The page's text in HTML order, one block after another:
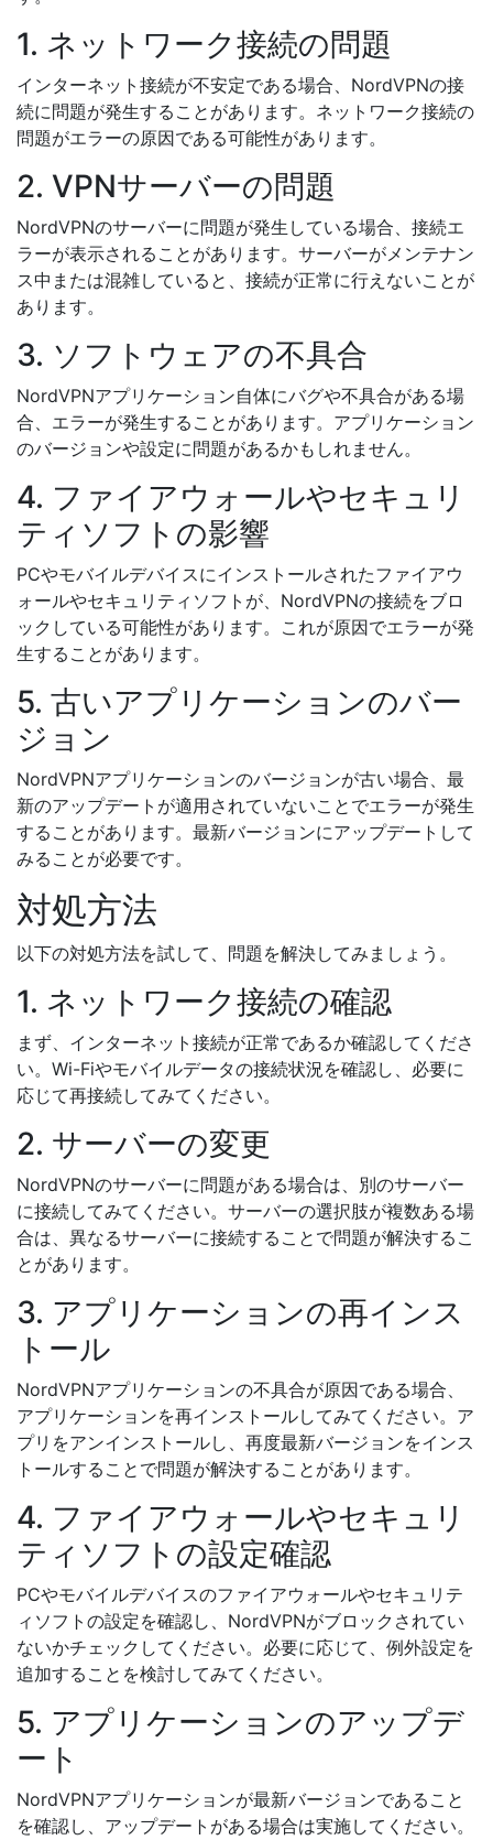
1. ネットワーク接続の問題
インターネット接続が不安定である場合、NordVPNの接
続に問題が発生することがあります。ネットワーク接続の
問題がエラーの原因である可能性があります。
2. VPNサーバーの問題
NordVPNのサーバーに問題が発生している場合、接続エ
ラーが表示されることがあります。サーバーがメンテナン
ス中または混雑していると、接続が正常に行えないことが
あります。
3. ソフトウェアの不具合
NordVPNアプリケーション自体にバグや不具合がある場
合、エラーが発生することがあります。アプリケーション
のバージョンや設定に問題があるかもしれません。
4. ファイアウォールやセキュリ
ティソフトの影響
PCやモバイルデバイスにインストールされたファイアウ
ォールやセキュリティソフトが、NordVPNの接続をブロ
ックしている可能性があります。これが原因でエラーが発
生することがあります。
5. 古いアプリケーションのバー
ジョン
NordVPNアプリケーションのバージョンが古い場合、最
新のアップデートが適用されていないことでエラーが発生
することがあります。最新バージョンにアップデートして
みることが必要です。
対処方法
以下の対処方法を試して、問題を解決してみましょう。
1. ネットワーク接続の確認
まず、インターネット接続が正常であるか確認してくださ
い。Wi-Fiやモバイルデータの接続状況を確認し、必要に
応じて再接続してみてください。
2. サーバーの変更
NordVPNのサーバーに問題がある場合は、別のサーバー
に接続してみてください。サーバーの選択肢が複数ある場
合は、異なるサーバーに接続することで問題が解決するこ
とがあります。
3. アプリケーションの再インス
トール
NordVPNアプリケーションの不具合が原因である場合、
アプリケーションを再インストールしてみてください。ア
プリをアンインストールし、再度最新バージョンをインス
トールすることで問題が解決することがあります。
4. ファイアウォールやセキュリ
ティソフトの設定確認
PCやモバイルデバイスのファイアウォールやセキュリテ
ィソフトの設定を確認し、NordVPNがブロックされてい
ないかチェックしてください。必要に応じて、例外設定を
追加することを検討してみてください。
5. アプリケーションのアップデ
ート
NordVPNアプリケーションが最新バージョンであること
を確認し、アップデートがある場合は実施してください。